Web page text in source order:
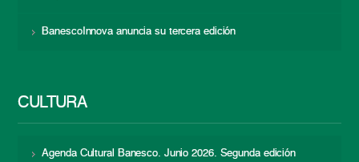
BanescoInnova anuncia su tercera edición
CULTURA
Agenda Cultural Banesco. Junio 2026. Segunda edición